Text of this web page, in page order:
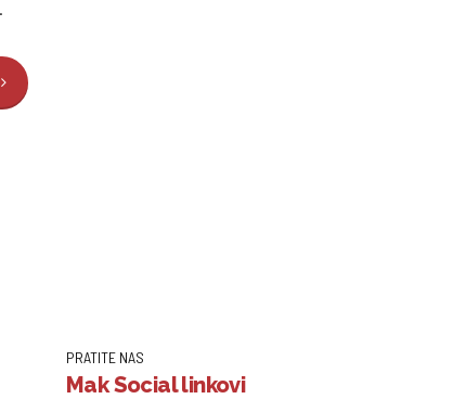
PRATITE NAS
Mak Social linkovi